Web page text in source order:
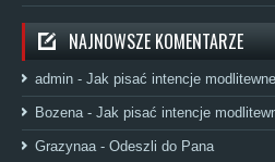
NAJNOWSZE KOMENTARZE
admin - Jak pisać intencje
Bozena- Jak pisać intencje
Grazynaa- Odeszli do Pana